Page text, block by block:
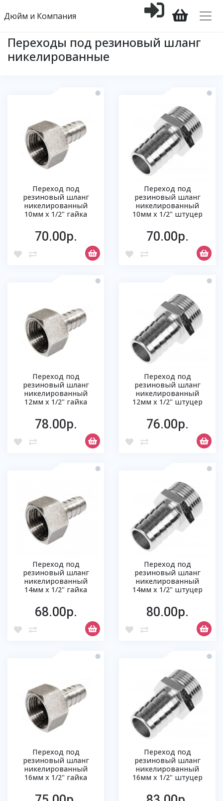
Дюйм и Компания
Переходы под резиновый шланг
никелированные
Переход под
резиновый шланг
никелированный
10мм х 1/2" гайка
70.00р.
Переход под
резиновый шланг
никелированный
10мм х 1/2" штуцер
70.00р.
Переход под
резиновый шланг
никелированный
12мм х 1/2" гайка
78.00р.
Переход под
резиновый шланг
никелированный
12мм х 1/2" штуцер
76.00р.
Переход под
резиновый шланг
никелированный
14мм х 1/2" гайка
68.00р.
Переход под
резиновый шланг
никелированный
14мм х 1/2" штуцер
80.00р.
Переход под
резиновый шланг
никелированный
16мм х 1/2" гайка
Переход под
резиновый шланг
никелированный
16мм х 1/2" штуцер